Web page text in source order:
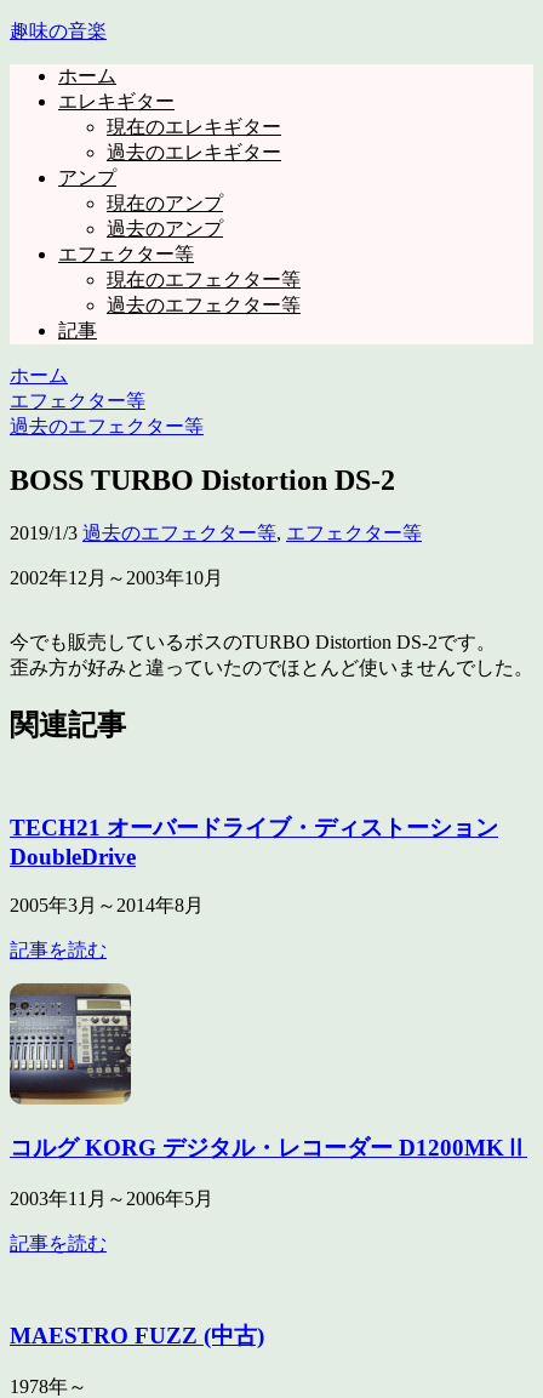
趣味の音楽
ホーム
エレキギター
現在のエレキギター
過去のエレキギター
アンプ
現在のアンプ
過去のアンプ
エフェクター等
現在のエフェクター等
過去のエフェクター等
記事
ホーム
エフェクター等
過去のエフェクター等
BOSS TURBO Distortion DS-2
2019/1/3 過去のエフェクター等, エフェクター等
2002年12月～2003年10月
今でも販売しているボスのTURBO Distortion DS-2です。
歪み方が好みと違っていたのでほとんど使いませんでした。
関連記事
TECH21 オーバードライブ・ディストーション
DoubleDrive
2005年3月～2014年8月
記事を読む
コルグ KORG デジタル・レコーダー D1200MKⅡ
2003年11月～2006年5月
記事を読む
MAESTRO FUZZ (中古)
1978年～